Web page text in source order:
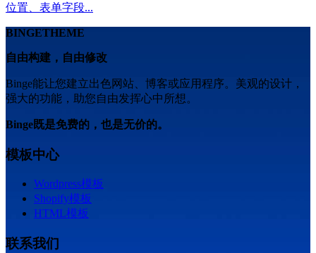
位置、表单字段...
BINGETHEME
自由构建，自由修改
Binge能让您建立出色网站、博客或应用程序。美观的设计，
强大的功能，助您自由发挥心中所想。
Binge既是免费的，也是无价的。
模板中心
Wordpress模板
Shopify模板
HTML模板
联系我们